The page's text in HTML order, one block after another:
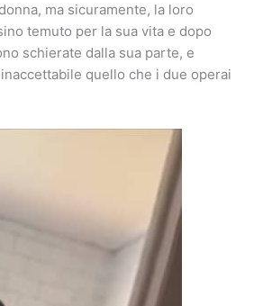
ma sicuramente, la loro
temuto per la sua vita e dopo
schierate dalla sua parte, e
quello che i due operai